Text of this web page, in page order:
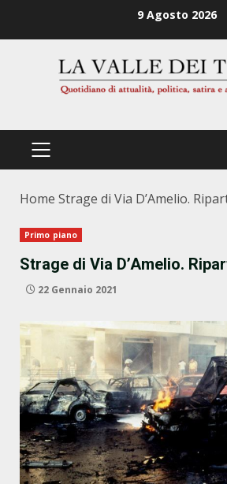
9 Agosto 2026
PRIMÄRES
Home Strage di Via D’Amelio.
Primo piano
Strage di Via D’Amelio.
22 Gennaio 2021